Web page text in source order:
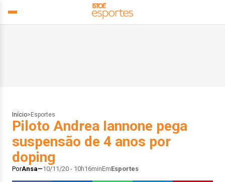
Início> Esportes
Piloto Andrea Iannone pega
suspensão de 4 anos por
doping
PorAnsa 10/11/20 - 10h16minEmEsportes